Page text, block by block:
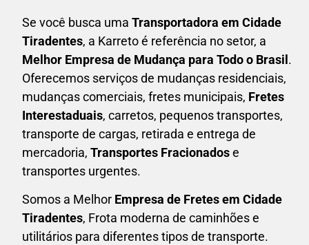
Se você busca uma Transportadora em Cidade
Tiradentes, a Karreto é referência no setor, a
Melhor Empresa de Mudança para Todo o Brasil.
Oferecemos serviços de mudanças residenciais,
mudanças comerciais, fretes municipais, Fretes
Interestaduais, carretos, pequenos transportes,
transporte de cargas, retirada e entrega de
mercadoria, Transportes Fracionadose
transportes urgentes.
Somos a Melhor Empresa de Fretes em Cidade
Tiradentes, Frota moderna de caminhões e
utilitários para diferentes tipos de transporte.